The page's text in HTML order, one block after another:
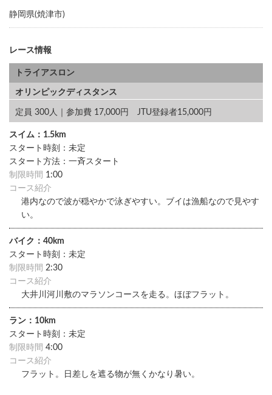
静岡県(焼津市)
レース情報
トライアスロン
オリンピックディスタンス
定員 300人｜参加費 17,000円 JTU登録者15,000円
スイム：1.5km
スタート時刻：未定
スタート方法：一斉スタート
制限時間 1:00
コース紹介
港内なので波が穏やかで泳ぎやすい。ブイは漁船なので見やす
い。
バイク：40km
スタート時刻：未定
制限時間 2:30
コース紹介
大井川河川敷のマラソンコースを走る。ほぼフラット。
ラン：10km
スタート時刻：未定
制限時間 4:00
コース紹介
フラット。日差しを遮る物が無くかなり暑い。